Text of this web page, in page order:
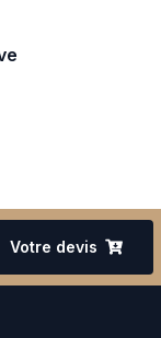
Votre devis